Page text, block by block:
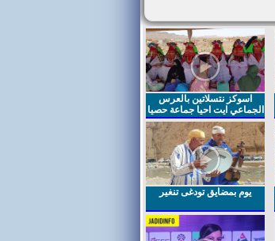
اسوكز نتسلاتين بالعرس
الجماعي ايت احيا جماعة حصيا
يوم بمضايق تودغى تنغير